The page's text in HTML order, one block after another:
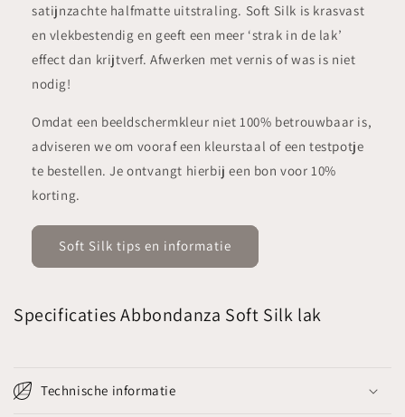
satijnzachte halfmatte uitstraling. Soft Silk is krasvast
en vlekbestendig en geeft een meer ‘strak in de lak’
effect dan krijtverf. Afwerken met vernis of was is niet
nodig!
Omdat een beeldschermkleur niet 100% betrouwbaar is,
adviseren we om vooraf een kleurstaal of een testpotje
te bestellen. Je ontvangt hierbij een bon voor 10%
korting.
Soft Silk tips en informatie
Specificaties Abbondanza Soft Silk lak
Technische informatie